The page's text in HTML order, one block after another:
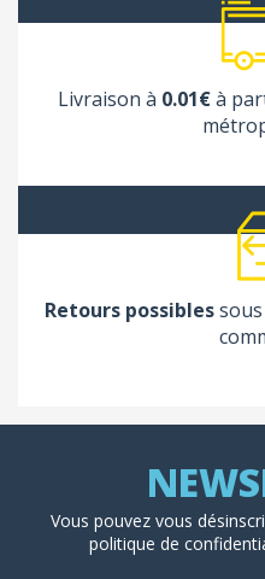
Livraison à 0.01€à
Retours possibles
Vous pouvez vous
politique de